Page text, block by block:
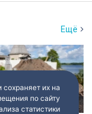
Ещё
их на
по сайту
статистики